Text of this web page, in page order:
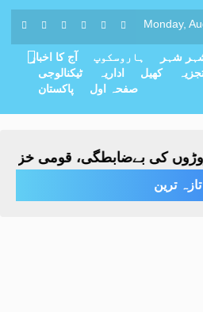
Monday,
آج کا اخبار ہاروسکوپ شہر
ٹیکنالوجی
اداریہ کھیل
پاکستان
صفحہ اول
بےضابطگی، قومی خزانے کو
تازہ ترین